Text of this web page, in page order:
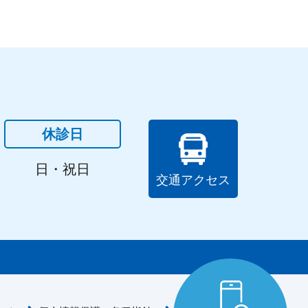
休診日
日・祝日
交通アクセス